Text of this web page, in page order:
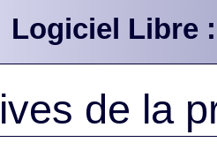
Logiciel Libre
de la